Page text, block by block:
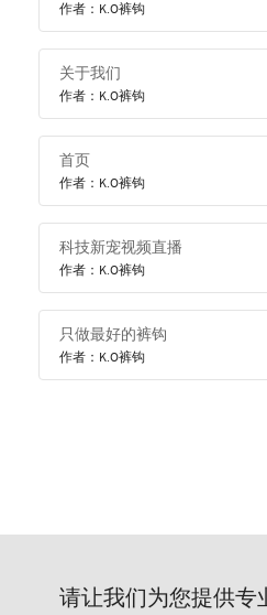
作者：K.O裤钩
关于我们
作者：K.O裤钩
首页
作者：K.O裤钩
科技新宠视频直播
作者：K.O裤钩
只做最好的裤钩
作者：K.O裤钩
请让我们为您提供专